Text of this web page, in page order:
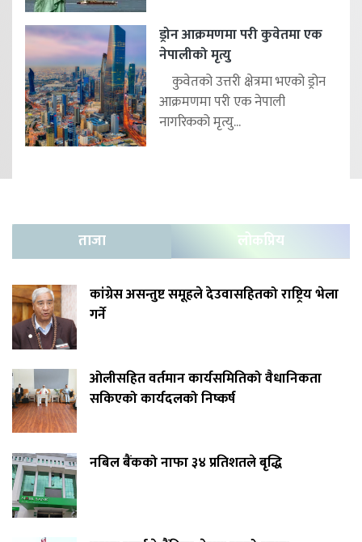
ड्रोन आक्रमणमा परी कुवेतमा एक
नेपालीको मृत्यु
कुवेतको उत्तरी क्षेत्रमा भएको ड्रोन
आक्रमणमा परी एक नेपाली
नागरिकको मृत्यु...
ताजा लोकप्रिय
कांग्रेस असन्तुष्ट समूहले देउवासहितको राष्ट्रिय भेला
गर्ने
ओलीसहित वर्तमान कार्यसमितिको वैधानिकता
सकिएको कार्यदलको निष्कर्ष
नबिल बैंकको नाफा ३४ प्रतिशतले बृद्धि